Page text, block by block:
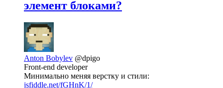
элемент блоками?
Anton Bobylev @dpigo
Front-end developer
Минимально меняя верстку и стили:
jsfiddle.net/fGHnK/1/